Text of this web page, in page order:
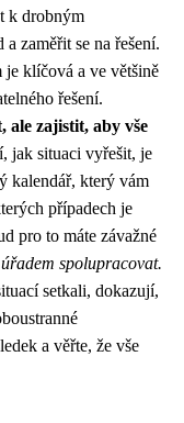
k drobným
zaměřit se na řešení.
je klíčová a ve většině
řešení.
ale zajistit, aby vše
jak situaci vyřešit, je
kalendář, který vám
případech je
pro to máte závažné
spolupracovat.
setkali, dokazují,
a věřte, že vše